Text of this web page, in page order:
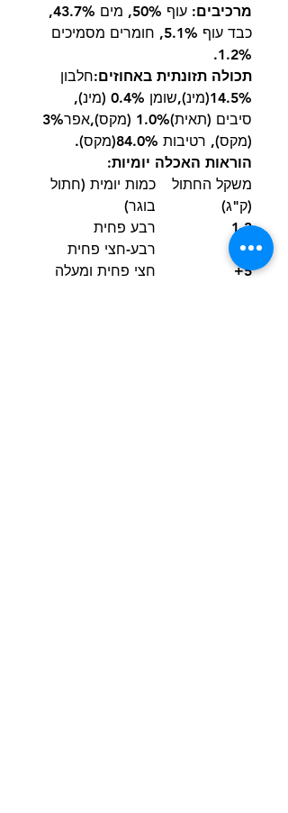
מרכיבים:
עוף 50%, מים 43.7%,
כבד עוף 5.1%, חומרים מסמיכים
1.2%.
תכולה תזונתית באחוזים:חלבון
14.5%(מינ),שומן 0.4% (מינ),
סיבים (תאית)1.0% (מקס),אפר3%
(מקס), רטיבות 84.0%(מקס).
הוראות האכלה יומיות:
משקל החתול
(ק"ג)
כמות יומית (חתול
בוגר)
1-3
רבע פחית
3-5
רבע-חצי פחית
5+
חצי פחית ומעלה